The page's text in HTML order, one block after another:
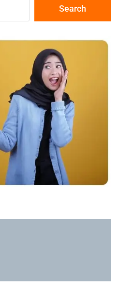
Search